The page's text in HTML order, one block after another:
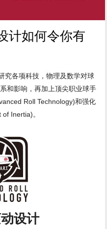
计如何令你有
究各项科技，物理及数学对球
和影响，再加上顶尖职业球手
Roll Technology)和强化
Inertia)。
设计